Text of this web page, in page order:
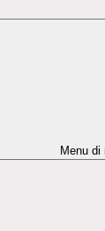
Menu di